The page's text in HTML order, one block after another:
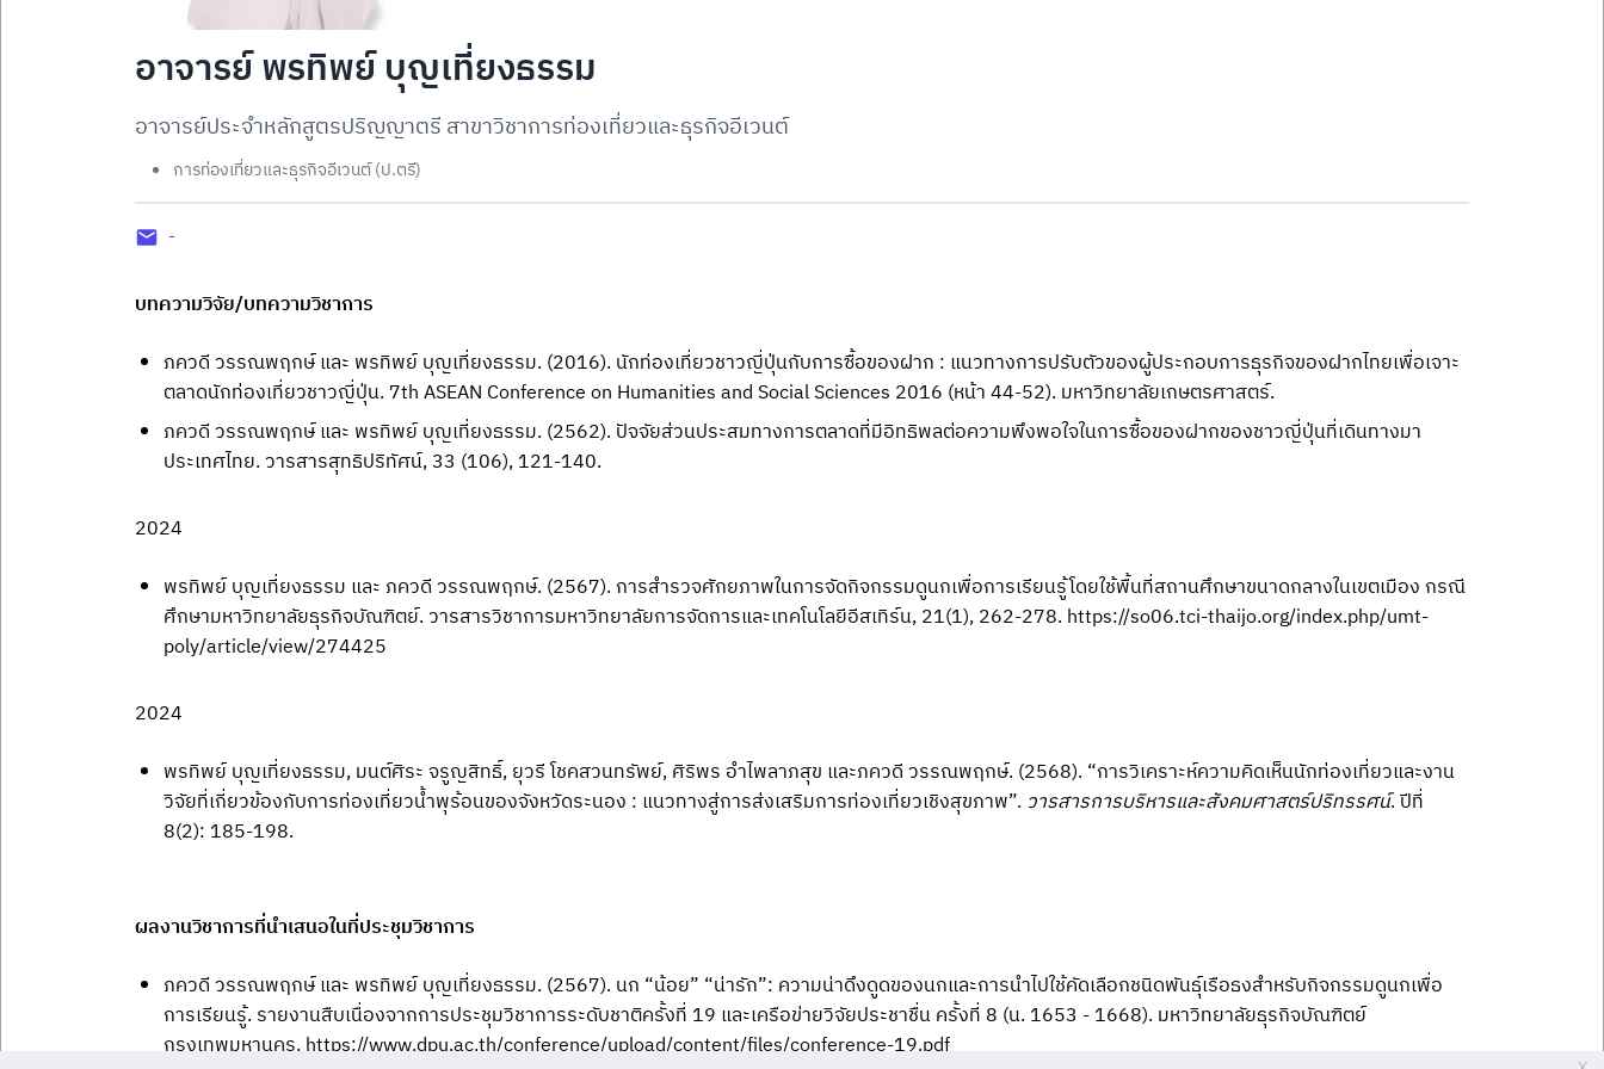
อาจารย์ พรทิพย์ บุญเที่ยงธรรม
อาจารย์ประจำหลักสูตรปริญญาตรี สาขาวิชาการท่องเที่ยวและธุรกิจอีเวนต์
การท่องเที่ยวและธุรกิจอีเวนต์ (ป.ตรี)
-
บทความวิจัย/บทความวิชาการ
ภควดี วรรณพฤกษ์ และ พรทิพย์ บุญเที่ยงธรรม. (2016). นักท่องเที่ยวชาวญี่ปุ่นกับการซื้อของฝาก : แนวทางการปรับตัวของผู้ประกอบการธุรกิจของฝากไทยเพื่อเจาะ
ตลาดนักท่องเที่ยวชาวญี่ปุ่น. 7th ASEAN Conference on Humanities and Social Sciences 2016 (หน้า 44-52). มหาวิทยาลัยเกษตรศาสตร์.
ภควดี วรรณพฤกษ์ และ พรทิพย์ บุญเที่ยงธรรม. (2562). ปัจจัยส่วนประสมทางการตลาดที่มีอิทธิพลต่อความพึงพอใจในการซื้อของฝากของชาวญี่ปุ่นที่เดินทางมา
ประเทศไทย. วารสารสุทธิปริทัศน์, 33 (106), 121-140.
2024
พรทิพย์ บุญเที่ยงธรรม และ ภควดี วรรณพฤกษ์. (2567). การสำรวจศักยภาพในการจัดกิจกรรมดูนกเพื่อการเรียนรู้โดยใช้พื้นที่สถานศึกษาขนาดกลางในเขตเมือง กรณี
ศึกษามหาวิทยาลัยธุรกิจบัณฑิตย์. วารสารวิชาการมหาวิทยาลัยการจัดการและเทคโนโลยีอีสเทิร์น, 21(1), 262-278. https://so06.tci-thaijo.org/index.php/umt-
poly/article/view/274425
2024
พรทิพย์ บุญเที่ยงธรรม, มนต์ศิระ จรูญสิทธิ์, ยุวรี โชคสวนทรัพย์, ศิริพร อำไพลาภสุข และภควดี วรรณพฤกษ์. (2568). “การวิเคราะห์ความคิดเห็นนักท่องเที่ยวและงาน
วิจัยที่เกี่ยวข้องกับการท่องเที่ยวน้ำพุร้อนของจังหวัดระนอง : แนวทางสู่การส่งเสริมการท่องเที่ยวเชิงสุขภาพ”. วารสารการบริหารและสังคมศาสตร์ปริทรรศน์. ปีที่
8(2): 185-198.
ผลงานวิชาการที่นำเสนอในที่ประชุมวิชาการ
ภควดี วรรณพฤกษ์ และ พรทิพย์ บุญเที่ยงธรรม. (2567). นก “น้อย” “น่ารัก”: ความน่าดึงดูดของนกและการนำไปใช้คัดเลือกชนิดพันธุ์เรือธงสำหรับกิจกรรมดูนกเพื่อ
การเรียนรู้. รายงานสืบเนื่องจากการประชุมวิชาการระดับชาติครั้งที่ 19 และเครือข่ายวิจัยประชาชื่น ครั้งที่ 8 (น. 1653 - 1668). มหาวิทยาลัยธุรกิจบัณฑิตย์
กรุงเทพมหานคร. https://www.dpu.ac.th/conference/upload/content/files/conference-19.pdf